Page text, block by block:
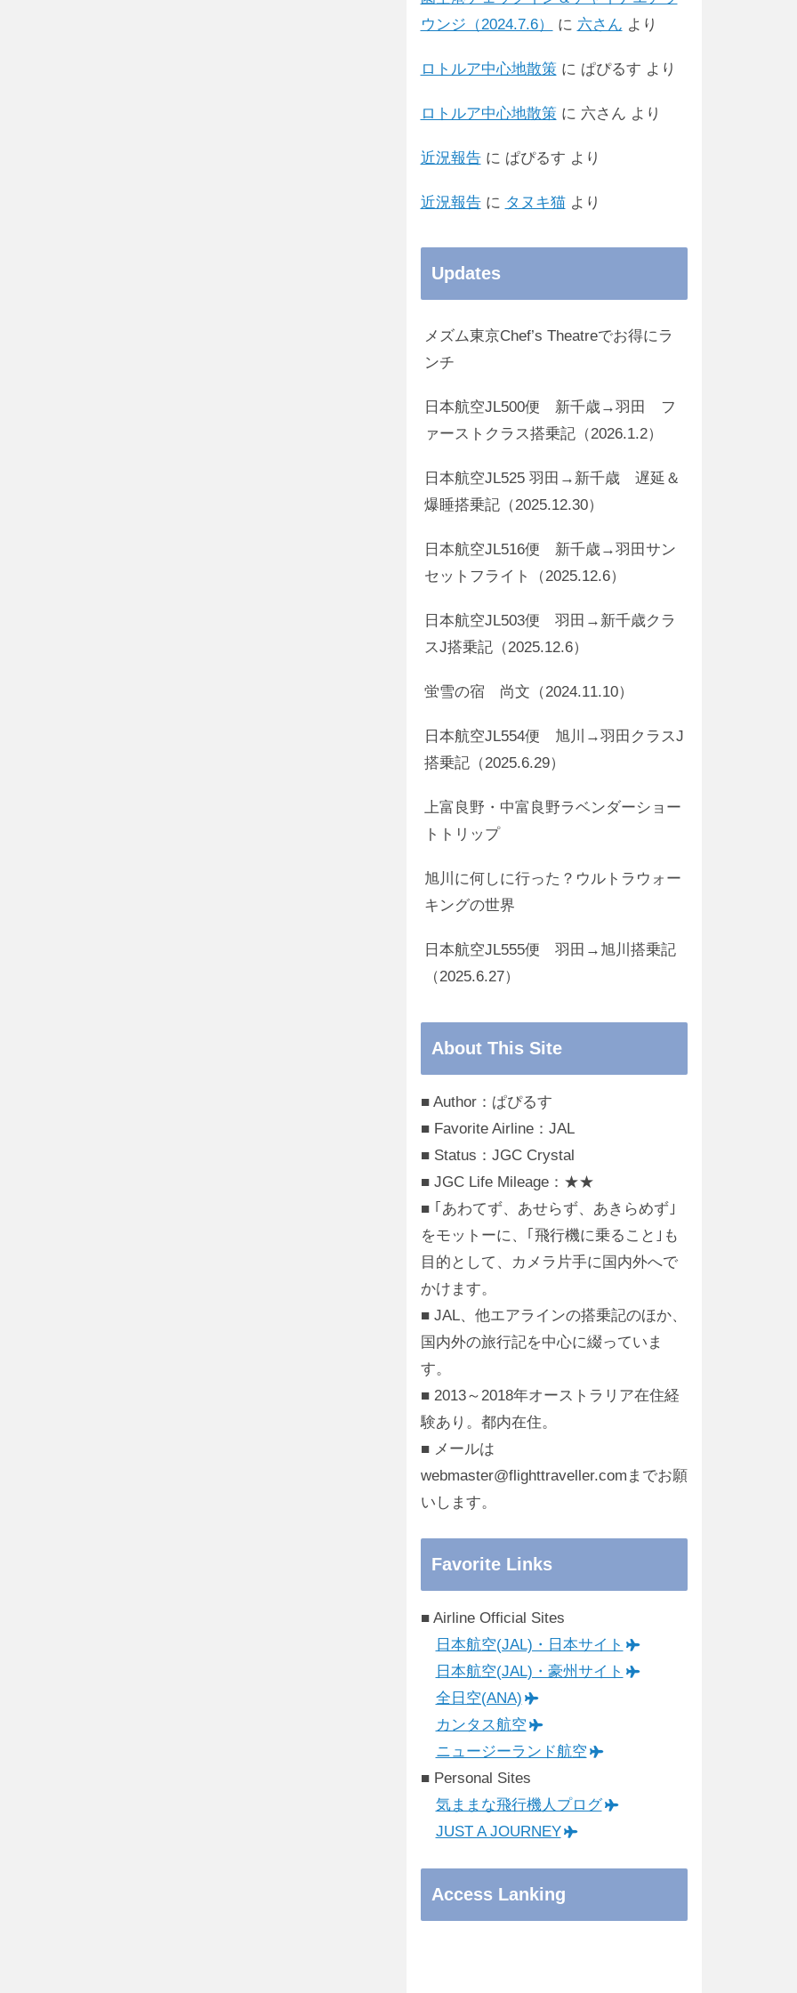
ウンジ（2024.7.6）
に 六さん より
ロトルア中心地散策 に ぱぴるす より
ロトルア中心地散策 に 六さん より
近況報告に ぱぴるす より
近況報告に タヌキ猫より
Updates
メズム東京Chef’s Theatreでお得にラ
ンチ
日本航空JL500便 新千歳→羽田 フ
ァーストクラス搭乗記（2026.1.2）
日本航空JL525 羽田→新千歳 遅延＆
爆睡搭乗記（2025.12.30）
日本航空JL516便 新千歳→羽田サン
セットフライト（2025.12.6）
日本航空JL503便 羽田→新千歳クラ
スJ搭乗記（2025.12.6）
蛍雪の宿 尚文（2024.11.10）
日本航空JL554便 旭川→羽田クラスJ
搭乗記（2025.6.29）
上富良野・中富良野ラベンダーショー
トトリップ
旭川に何しに行った？ウルトラウォー
キングの世界
日本航空JL555便 羽田→旭川搭乗記
（2025.6.27）
About This Site
■ Author：ぱぴるす
■ Favorite Airline：JAL
■ Status：JGC Crystal
■ JGC Life Mileage：★★
■ ｢あわてず、あせらず、あきらめず｣
をモットーに、｢飛行機に乗ること｣も
目的として、カメラ片手に国内外へで
かけます。
■ JAL、他エアラインの搭乗記のほか、
国内外の旅行記を中心に綴っていま
す。
■ 2013～2018年オーストラリア在住経
験あり。都内在住。
■ メールは
webmaster@flighttraveller.comまでお願
いします。
Favorite Links
■ Airline Official Sites
日本航空(JAL)・日本サイト
日本航空(JAL)・豪州サイト
全日空(ANA)
カンタス航空
ニュージーランド航空
■ Personal Sites
気ままな飛行機人プログ
JUST A JOURNEY
Access Lanking